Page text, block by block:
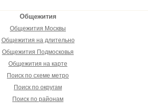
Общежития
Общежития Москвы
Общежития на длительно
Общежития Подмосковья
Общежития на карте
Поиск по схеме метро
Поиск по округам
Поиск по районам